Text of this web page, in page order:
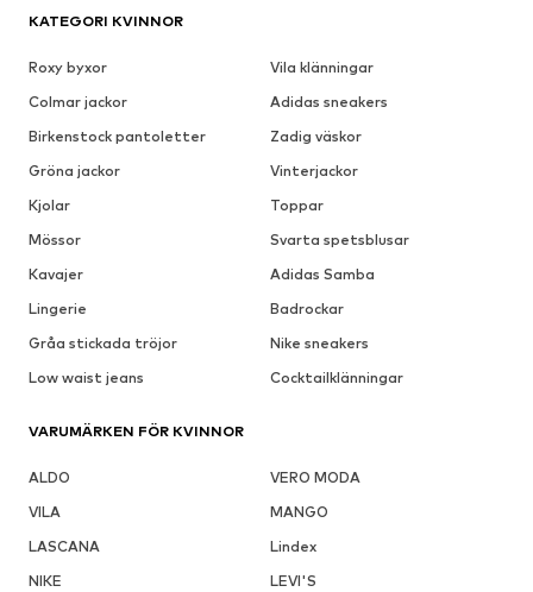
KATEGORI KVINNOR
Roxy byxor
Vila klänningar
Colmar jackor
Adidas sneakers
Birkenstock pantoletter
Zadig väskor
Gröna jackor
Vinterjackor
Kjolar
Toppar
Mössor
Svarta spetsblusar
Kavajer
Adidas Samba
Lingerie
Badrockar
Gråa stickada tröjor
Nike sneakers
Low waist jeans
Cocktailklänningar
VARUMÄRKEN FÖR KVINNOR
ALDO
VERO MODA
VILA
MANGO
LASCANA
Lindex
NIKE
LEVI'S